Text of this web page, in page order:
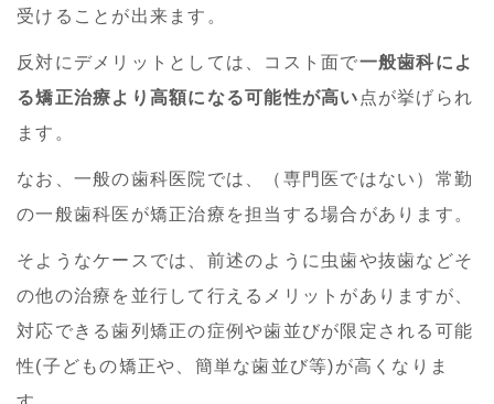
受けることが出来ます。
反対にデメリットとしては、コスト面で一般歯科によ
る矯正治療より高額になる可能性が高い 点が挙げられ
ます。
なお、一般の歯科医院では、（専門医ではない）常勤
の一般歯科医が矯正治療を担当する場合があります。
そようなケースでは、前述のように虫歯や抜歯などそ
の他の治療を並行して行えるメリットがありますが、
対応できる歯列矯正の症例や歯並びが限定される可能
性(子どもの矯正や、簡単な歯並び等)が高くなりま